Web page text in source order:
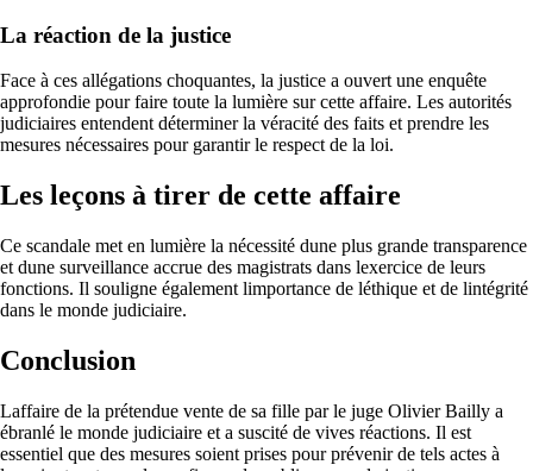
La réaction de la justice
Face à ces allégations choquantes, la justice a ouvert une enquête
approfondie pour faire toute la lumière sur cette affaire. Les autorités
judiciaires entendent déterminer la véracité des faits et prendre les
mesures nécessaires pour garantir le respect de la loi.
Les leçons à tirer de cette affaire
Ce scandale met en lumière la nécessité dune plus grande transparence
et dune surveillance accrue des magistrats dans lexercice de leurs
fonctions. Il souligne également limportance de léthique et de lintégrité
dans le monde judiciaire.
Conclusion
Laffaire de la prétendue vente de sa fille par le juge Olivier Bailly a
ébranlé le monde judiciaire et a suscité de vives réactions. Il est
essentiel que des mesures soient prises pour prévenir de tels actes à